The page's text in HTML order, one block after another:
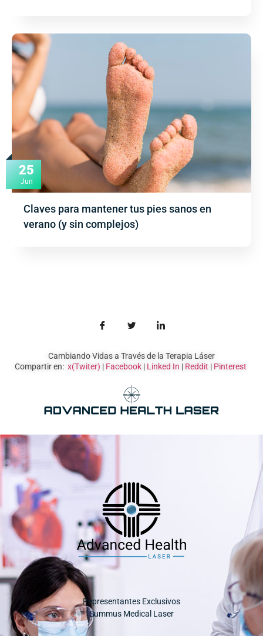
25
Jun
Claves para mantener tus pies sanos en
verano (y sin complejos)
Cambiando Vidas a Través de la Terapia Láser
Compartir en: x(Twiter) | Facebook | Linked In | Reddit | Pinterest
Representantes Exclusivos
Summus Medical Laser